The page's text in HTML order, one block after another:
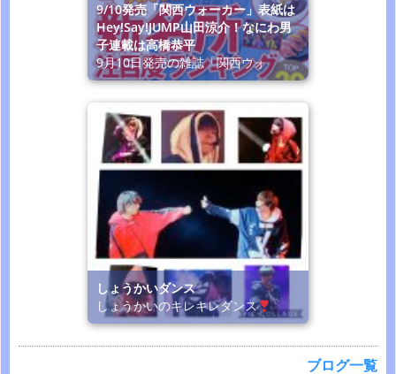
9/10発売「関西ウォーカー」表紙は
Hey!Say!JUMP山田涼介！なにわ男
子連載は高橋恭平
9月10日発売の雑誌「関西ウォ
しょうかいダンス
しょうかいのキレキレダンス
ブログ一覧